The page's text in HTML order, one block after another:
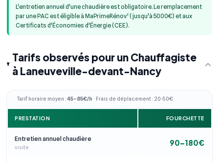
L'entretien annuel d'une chaudière est obligatoire. Le remplacement
par une PAC est éligible à MaPrimeRénov' (jusqu'à 5000€) et aux
Certificats d'Économies d'Énergie (CEE).
Tarifs observés pour un Chauffagiste
à Laneuveville-devant-Nancy
Tarif horaire moyen :45–85€/h · Frais de déplacement : 20-50€
PRESTATION FOURCHETTE
Entretien annuel chaudière
visite 90–180€